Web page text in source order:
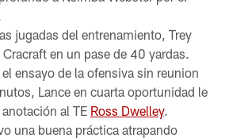
jugadas del entrenamiento, Trey
en un pase de 40 yardas.
ensayo de la ofensiva sin reunion
Lance en cuarta oportunidad le
al TE Ross Dwelley.
una buena práctica atrapando